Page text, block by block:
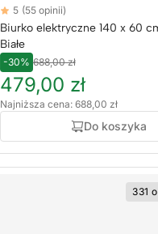
Reviews
5 out of 5 stars
5 (55 opinii)
Biurko elektryczne 140 x 60
Białe
-30% 688,00 zł
479,00 zł
Najniższa cena: 688,00 zł
Do koszyka
331